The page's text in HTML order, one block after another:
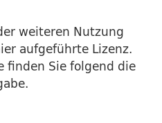
weiteren Nutzung
aufgeführte Lizenz.
finden Sie folgend die